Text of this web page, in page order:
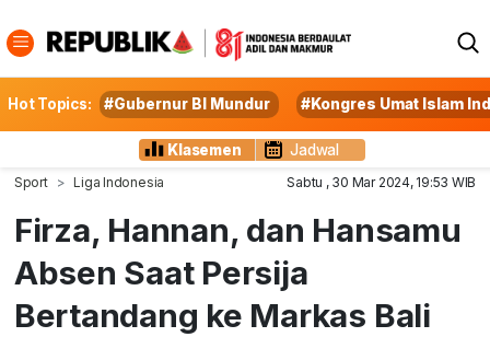
Hot Topics: #Gubernur BI Mundur #Kongres Umat Islam
Klasemen Jadwal
Sport Liga Indonesia Sabtu , 30 Mar 2024, 19:53 WIB
Firza, Hannan, dan Hansamu
Absen Saat Persija
Bertandang ke Markas Bali